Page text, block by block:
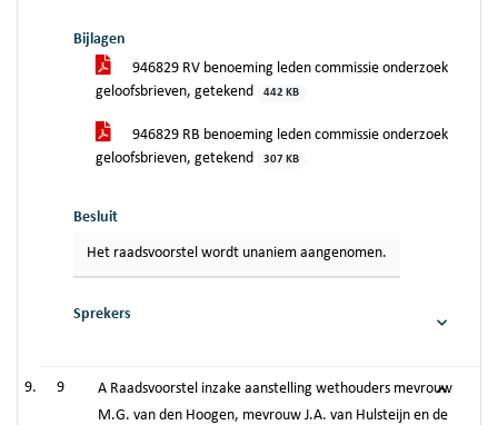
Bijlagen
946829 RV benoeming leden commissie onderzoek
geloofsbrieven, getekend
442 KB
946829 RB benoeming leden commissie onderzoek
geloofsbrieven, getekend
307 KB
Besluit
Het raadsvoorstel wordt unaniem aangenomen.
Sprekers
9
A Raadsvoorstel inzake aanstelling wethouders mevrouw
M.G. van den Hoogen, mevrouw J.A. van Hulsteijn en de